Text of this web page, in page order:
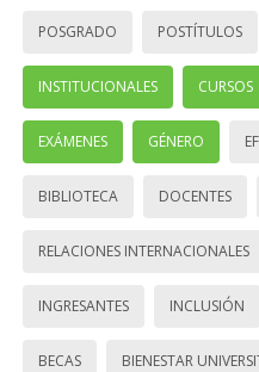
POSGRADO POSTÍTULOS
INSTITUCIONALES CURSOS
EXÁMENES GÉNERO
BIBLIOTECA DOCENTES
RELACIONES INTERNACIONALES
INGRESANTES INCLUSIÓN
BECAS BIENESTAR